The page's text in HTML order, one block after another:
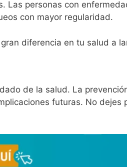
Las personas con
con mayor regularidad.
diferencia en tu salud a
de la salud. La
futuras. No dejes